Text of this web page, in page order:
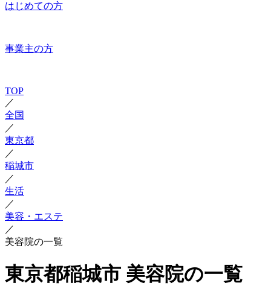
はじめての方
事業主の方
TOP
／
全国
／
東京都
／
稲城市
／
生活
／
美容・エステ
／
美容院の一覧
東京都稲城市 美容院の一覧